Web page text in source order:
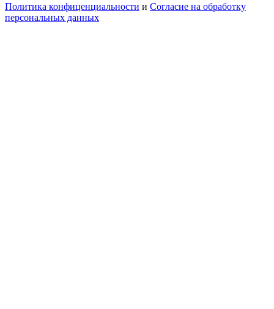
Политика конфиценциальности и Согласие на обработку
персональных данных